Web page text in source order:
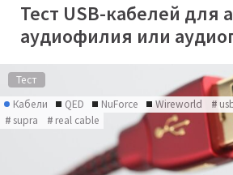
Тест USB-кабелей для
аудиофилия или
Тест
Кабели
QED NuForce Wireworld
supra
real cable